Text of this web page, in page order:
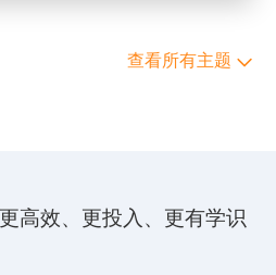
查看所有主题
高效、更投入、更有学识